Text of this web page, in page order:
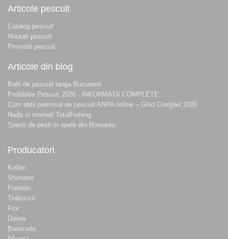
Articole pescuit
Catalog pescuit
Noutati pescuit
Promotii pescuit
Articole din blog
Balti de pescuit langa Bucuresti
Prohibitie Pescuit 2026 - INFORMATII COMPLETE
Cum obtii permisul de pescuit ANPA online – Ghid Complet 2026
Nada si momeli TotalFishing
Specii de pesti in apele din Romania
Producatori
Kolibri
Shimano
Preston
Trabucco
Fox
Daiwa
Baracuda